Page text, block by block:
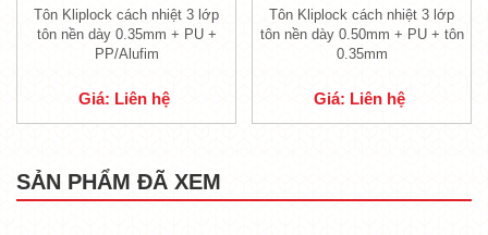
Lớp tôn nền Kliplock chính là lớp tôn đầu
tiên bên ngoài, với đặc tính thường xuyên chịu
sự ảnh hưởng từ môi trường bên ngoài lên
sản phẩm.
chất lượng vô cùng đảm bảo, uy tín, được
Tôn Kliplock cách nhiệt 3 lớp
tôn nền dày 0.35mm + PU +
PP/Alufim
Giá: Liên hệ
Tôn Kliplock cách nhiệt 3 lớp
tôn nền dày 0.50mm + PU + tôn
0.35mm
Giá: Liên hệ
SẢN PHẨM ĐÃ XEM